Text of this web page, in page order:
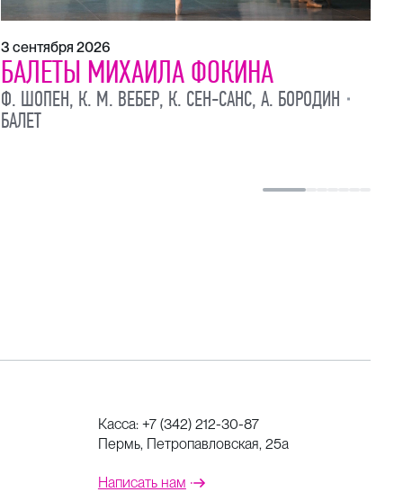
3 сентября 2026
БАЛЕТЫ МИХАИЛА ФОКИНА
Ф. ШОПЕН, К. М. ВЕБЕР, К. СЕН-САНС, А. БОРОДИН
БАЛЕТ
Касса: +7 (342) 212-30-87
Пермь, Петропавловская, 25а
Написать нам